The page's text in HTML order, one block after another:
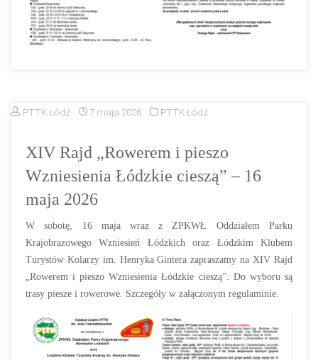
PTTK Łódź 7 maja 2026 PTTK Łódź
XIV Rajd „Rowerem i pieszo
Wzniesienia Łódzkie cieszą” – 16
maja 2026
W sobotę, 16 maja wraz z ZPKWŁ Oddziałem Parku
Krajobrazowego Wzniesień Łódzkich oraz Łódzkim Klubem
Turystów Kolarzy im. Henryka Gintera zapraszamy na XIV Rajd
„Rowerem i pieszo Wzniesienia Łódzkie cieszą”. Do wyboru są
trasy piesze i rowerowe. Szczegóły w załączonym regulaminie.